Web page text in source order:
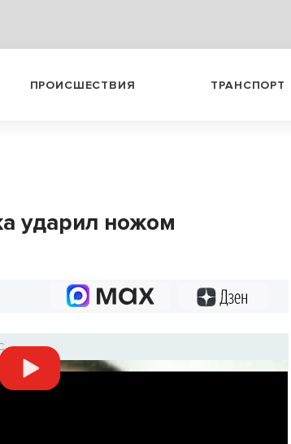
ПРОИСШЕСТВИЯ ТРАНСПОРТ
ударил ножом